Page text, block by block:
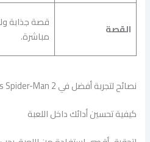
القصة
قصة جذابة
مباشرة.
نصائح لتجربة أفضل في Marvel’s Spider-Man 2
كيفية تحسين أدائك داخل اللعبة